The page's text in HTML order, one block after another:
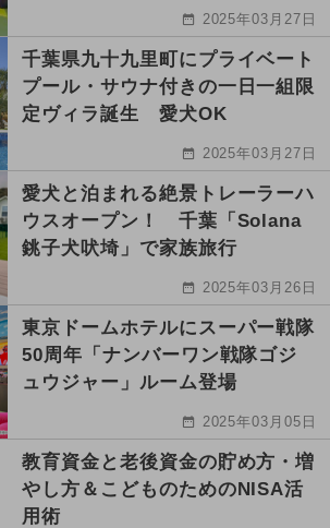
2025年03月27日
千葉県九十九里町にプライベート
プール・サウナ付きの一日一組限
定ヴィラ誕生 愛犬OK
2025年03月27日
愛犬と泊まれる絶景トレーラーハ
ウスオープン！ 千葉「Solana
銚子犬吠埼」で家族旅行
2025年03月26日
東京ドームホテルにスーパー戦隊
50周年「ナンバーワン戦隊ゴジ
ュウジャー」ルーム登場
2025年03月05日
教育資金と老後資金の貯め方・増
やし方＆こどものためのNISA活
用術